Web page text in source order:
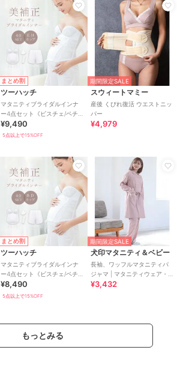
まとめ割
ツーハッチ
マタニティブライダルインナ
ー4点セット《ビスチェ/ペチパ
ンツ/パッド/調節ホック》【グ
ラマーサイズ】
¥9,490
5点以上で15%OFF
期間限定SALE
スウィートマミー
産後 くびれ復活 ウエストニッ
パー
¥4,979
まとめ割
ツーハッチ
マタニティブライダルインナ
ー4点セット《ビスチェ/ペチパ
ンツ/パッド/調節ホック》
¥8,490
5点以上で15%OFF
期間限定SALE
犬印マタニティ＆ベビー
長袖、ワッフルマタニティパ
ジャマ | マタニティウェア・授
乳服
¥3,432
もっとみる